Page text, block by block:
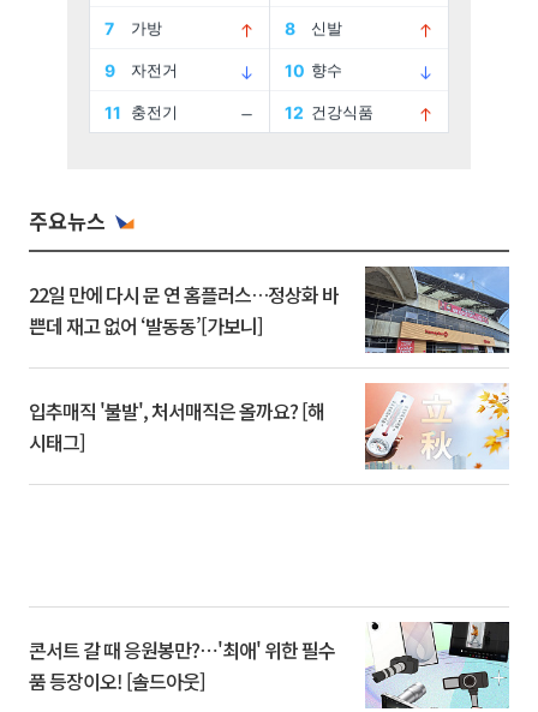
주요뉴스
22일 만에 다시 문 연 홈플러스…정상화 바
쁜데 재고 없어 ‘발동동’[가보니]
입추매직 '불발', 처서매직은 올까요? [해
시태그]
콘서트 갈 때 응원봉만?⋯'최애' 위한 필수
품 등장이오! [솔드아웃]